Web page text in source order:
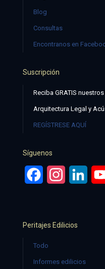
Blog
Consultas
Encontranos en
Suscripción
Reciba GRATIS
Arquitectura Legal y
REGÍSTRESE AQUÍ
Síguenos
FacebookInstagram
Peritajes Edilicios
Todo
Informes edilicios